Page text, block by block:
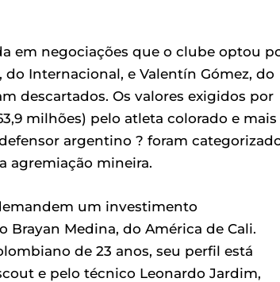
em negociações que o clube optou
, do Internacional, e Valentín Gómez, do
descartados. Os valores exigidos por
milhões) pelo atleta colorado e mais
argentino ? foram
agremiação mineira.
um investimento
Medina, do América de Cali.
de 23 anos, seu perfil está
e pelo técnico Leonardo Jardim,